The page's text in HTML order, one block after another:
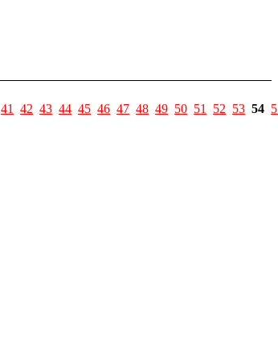
41 42 43 44 45 46 47 48 49 50 51 52 53 54